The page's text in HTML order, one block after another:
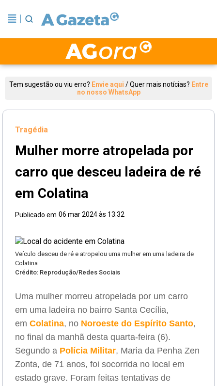
Tem sugestão ou viu erro? Envie aqui /Quer mais notícias? Entre
no nosso WhatsApp
Tragédia
Mulher morre atropelada por
carro que desceu ladeira de ré
em Colatina
Publicado em 06 mar 2024 às 13:32
Veículo desceu de ré e atropelou uma mulher em uma ladeira de
Colatina
Crédito: Reprodução/Redes Sociais
Uma mulher morreu atropelada por um carro
em uma ladeira no bairro Santa Cecília,
em Colatina, no Noroeste do Espírito Santo,
no final da manhã desta quarta-feira (6).
Segundo a Polícia Militar, Maria da Penha Zen
Zonta, de 71 anos, foi socorrida no local em
estado grave. Foram feitas tentativas de